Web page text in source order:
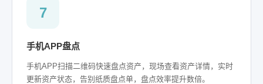
7
手机APP盘点
手机APP扫描二维码快速盘点资产，现场查看资产详情，实时
更新资产状态，告别纸质盘点单，盘点效率提升数倍。